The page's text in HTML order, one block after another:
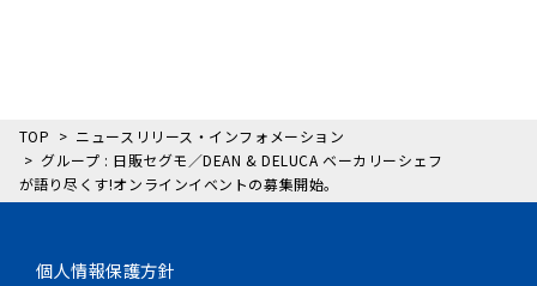
TOP
ニュースリリース・インフォメーション
グループ : 日販セグモ／DEAN & DELUCA ベーカリーシェフ
が語り尽くす!オンラインイベントの募集開始。
個人情報保護方針